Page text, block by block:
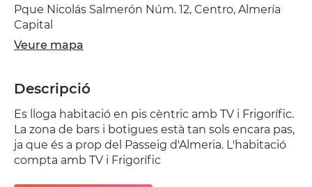
Pque Nicolás Salmerón Núm. 12, Centro, Almería
Capital
Veure mapa
Descripció
Es lloga habitació en pis cèntric amb TV i Frigorífic.
La zona de bars i botigues està tan sols encara pas,
ja que és a prop del Passeig d'Almeria. L'habitació
compta amb TV i Frigorífic